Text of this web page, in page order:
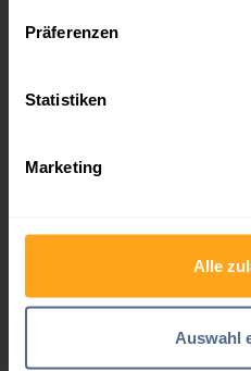
Präferenzen
Statistiken
Marketing
Alle
Auswahl
4 Wochen